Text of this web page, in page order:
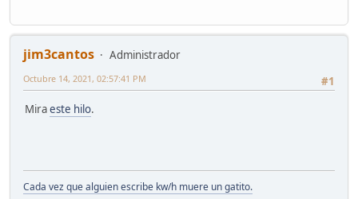
jim3cantos
Administrador
#1
Octubre 14, 2021, 02:57:41 PM
Miraeste hilo.
Cada vez que alguien escribe kw/h muere un gatito.